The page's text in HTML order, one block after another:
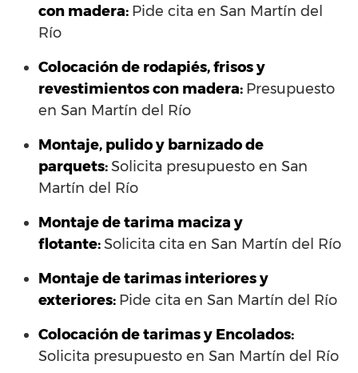
con madera: Pide cita en San Martín del
Río
Colocación de rodapiés, frisos y
revestimientos con madera: Presupuesto
en San Martín del Río
Montaje, pulido y barnizado de
parquets:Solicita presupuesto en San
Martín del Río
Montaje de tarima maciza y
flotante:Solicita cita en San Martín del Río
Montaje de tarimas interiores y
exteriores: Pide cita en San Martín del Río
Colocación de tarimas y Encolados:
Solicita presupuesto en San Martín del Río